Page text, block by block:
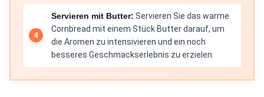
Servieren mit Butter: Servieren Sie das warme
Cornbread mit einem Stück Butter darauf, um
die Aromen zu intensivieren und ein noch
besseres Geschmackserlebnis zu erzielen.